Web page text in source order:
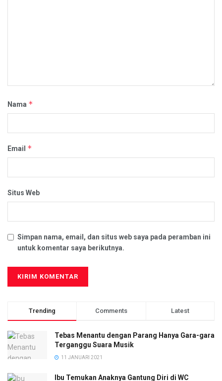
Nama *
Email *
Situs Web
Simpan nama, email, dan situs web saya pada peramban ini
untuk komentar saya berikutnya.
Trending Comments Latest
Tebas Menantu dengan Parang Hanya Gara-gara
Terganggu Suara Musik
11 JANUARI 2021
Ibu Temukan Anaknya Gantung Diri di WC